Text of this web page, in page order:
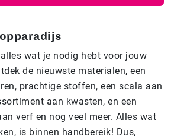
wat je nodig hebt voor jouw
de nieuwste materialen, een
prachtige stoffen, een scala aan
aan kwasten, en een
verf en nog veel meer. Alles wat
is binnen handbereik! Dus,